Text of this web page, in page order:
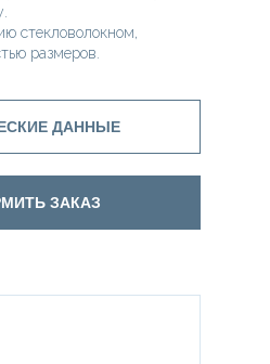
стекловолокном,
размеров.
ЗАКАЗ
ДАННЫЕ